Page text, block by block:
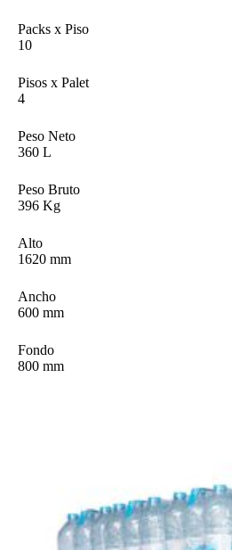
Packs x Piso
10
Pisos x Palet
4
Peso Neto
360 L
Peso Bruto
396 Kg
Alto
1620 mm
Ancho
600 mm
Fondo
800 mm